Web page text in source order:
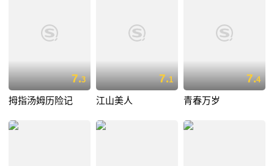
7.3
拇指汤姆历险记
7.1
江山美人
7.4
青春万岁